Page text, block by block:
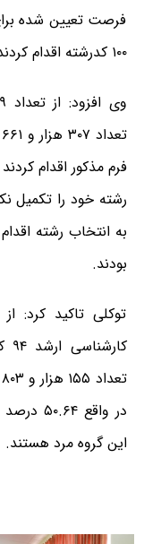
فرصت تعیین شده
۱۰۰ کدرشته اقدام کردند.
بودند.
این گروه مرد هستند.